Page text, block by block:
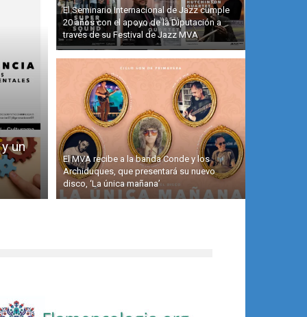
un
El Seminario Internacional de Jazz cumple
20 años con el apoyo de la Diputación a
través de su Festival de Jazz MVA
El MVA recibe a la banda Conde y los
Archiduques, que presentará su nuevo
disco, ‘La única mañana’